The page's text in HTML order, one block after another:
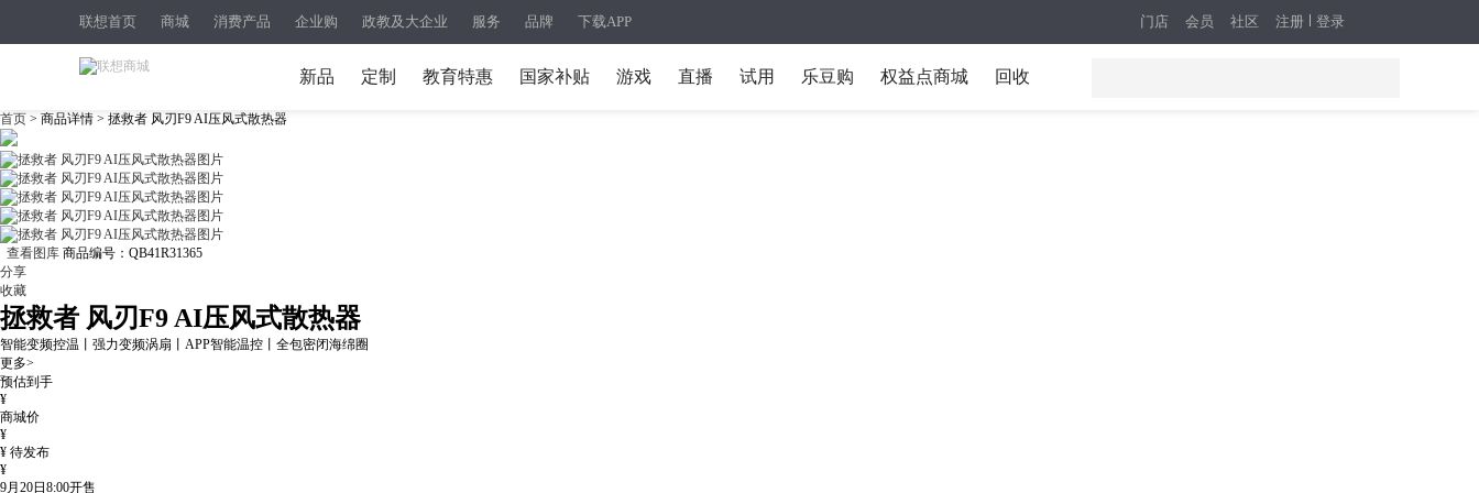
联想首页 商城 消费产品 企业购 政教及大企业 服务 品牌 下载APP 注册 登录
门店 会员 社区
新品 定制 教育特惠 国家补贴 游戏 直播 试用 乐豆购 权益点商城 回收
首页 > 商品详情 > 拯救者 风刃F9 AI压风式散热器
查看图库 商品编号： QB41R31365
分享
收藏
拯救者 风刃F9 AI压风式散热器
智能变频控温丨强力变频涡扇丨APP智能温控丨全包密闭海绵圈
更多>
预估到手
¥
商城价
¥
¥ 待发布
¥
9月20日8:00开售